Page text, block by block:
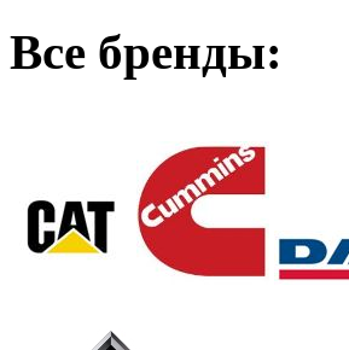
Все бренды: